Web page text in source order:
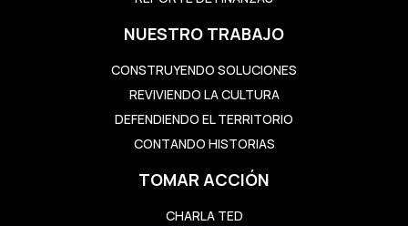
NUESTRO TRABAJO
CONSTRUYENDO SOLUCIONES
REVIVIENDO LA CULTURA
DEFENDIENDO EL TERRITORIO
CONTANDO HISTORIAS
TOMAR ACCIÓN
CHARLA TED